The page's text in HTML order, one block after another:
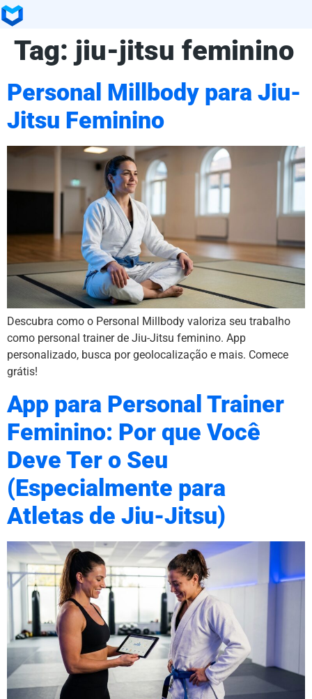
Tag: jiu-jitsu feminino
Personal Millbody para Jiu-
Jitsu Feminino
Descubra como o Personal Millbody valoriza seu trabalho
como personal trainer de Jiu-Jitsu feminino. App
personalizado, busca por geolocalização e mais. Comece
grátis!
App para Personal Trainer
Feminino: Por que Você
Deve Ter o Seu
(Especialmente para
Atletas de Jiu-Jitsu)